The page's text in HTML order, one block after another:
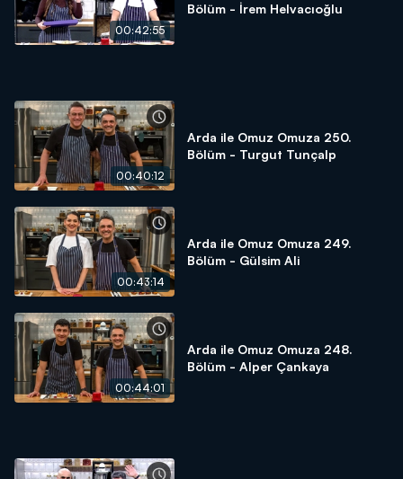
00:42:55
Bölüm - İrem Helvacıoğlu
00:40:12
Arda ile Omuz Omuza 250.
Bölüm - Turgut Tunçalp
00:43:14
Arda ile Omuz Omuza 249.
Bölüm - Gülsim Ali
00:44:01
Arda ile Omuz Omuza 248.
Bölüm - Alper Çankaya